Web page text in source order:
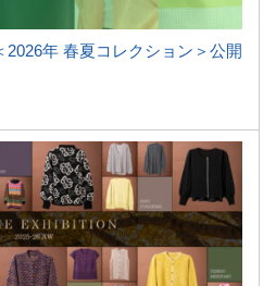
年 春夏コレクション＞公開